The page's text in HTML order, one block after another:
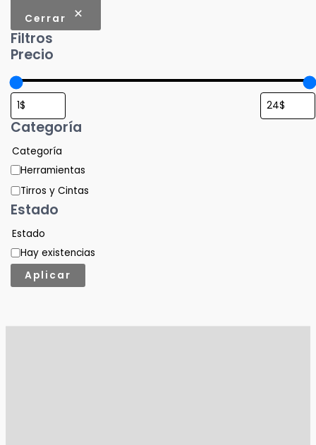
Cerrar
Filtros
Precio
Categoría
Categoría
Herramientas
Tirros y Cintas
Estado
Estado
Hay existencias
Aplicar